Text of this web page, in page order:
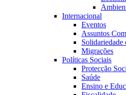
Internacional
Eventos
Assuntos
Solidariedade
Migrações
Políticas Sociais
Protecção
Saúde
Ensino e